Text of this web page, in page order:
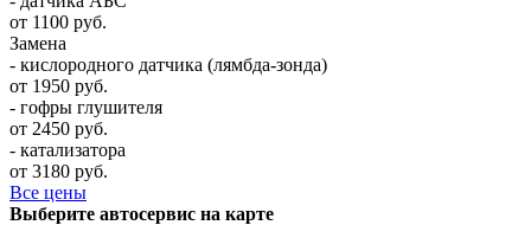
от 1100 руб.
Замена
- кислородного датчика (лямбда-зонда)
от 1950 руб.
- гофры глушителя
от 2450 руб.
- катализатора
от 3180 руб.
Все цены
Выберите автосервис на карте